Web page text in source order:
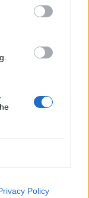
Policy
και
σε low